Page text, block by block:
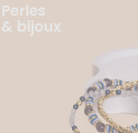
Perles
& bijoux